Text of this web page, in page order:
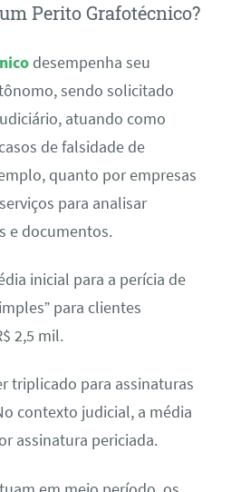
Perito Grafotécnico?
desempenha seu
sendo solicitado
atuando como
de falsidade de
quanto por empresas
para analisar
e documentos.
inicial para a perícia de
para clientes
2,5 mil.
triplicado para assinaturas
contexto judicial, a média
assinatura periciada.